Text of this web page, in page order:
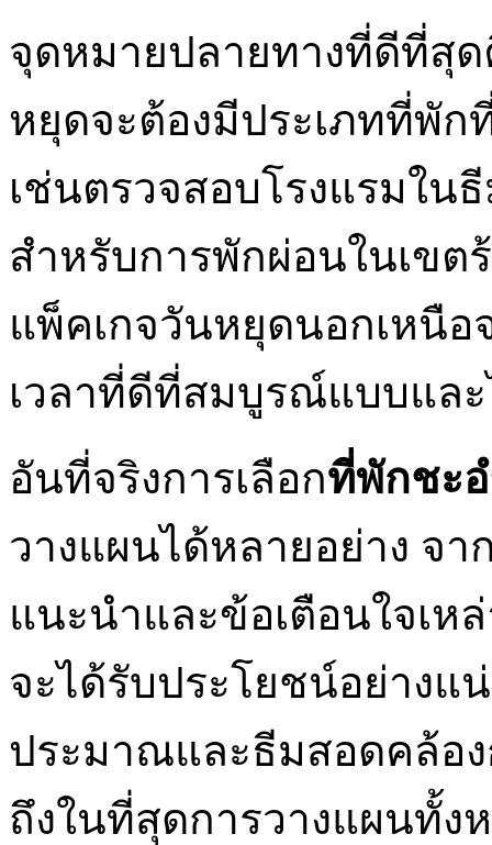
จุดหมายปลายทางที่ดีที่สุด
หยุดจะต้องมีประเภทที่พัก
เช่นตรวจสอบโรงแรมใน
สำหรับการพักผ่อนในเขต
แพ็คเกจวันหยุดนอกเหนื
เวลาที่ดีที่สมบูรณ์แบบแล
อันที่จริงการเลือกที่พักชะ
วางแผนได้หลายอย่าง จ
แนะนำและข้อเตือนใจเ
จะได้รับประโยชน์อย่างแ
ประมาณและธีมสอดคล้อ
ถึงในที่สุดการวางแผนทั้